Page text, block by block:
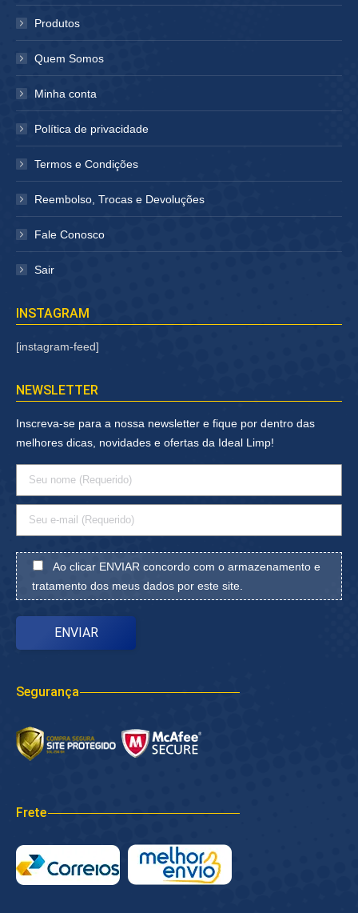
janelajanela
Produtos
Quem Somos
Minha conta
Política de privacidade
Termos e Condições
Reembolso, Trocas e Devoluções
Fale Conosco
Sair
INSTAGRAM
[instagram-feed]
NEWSLETTER
Inscreva-se para a nossa newsletter e fique por dentro das
melhores dicas, novidades e ofertas da Ideal Limp!
Ao clicar ENVIAR concordo com o armazenamento e
tratamento dos meus dados por este site.
Segurança
Frete